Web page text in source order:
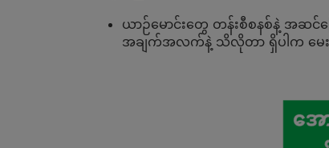
ယာဉ်မောင်းတွေ တန်းစီစနစ်နဲ့ အဆင်
အချက်အလက်နဲ့ သိလိုတာ ရှိပါက မေး